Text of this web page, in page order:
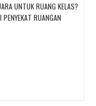
UNTUK RUANG KELAS?
RUANGAN